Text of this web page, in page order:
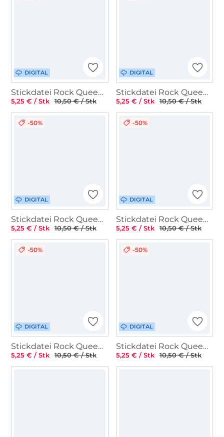
DIGITAL
Stickdatei Rock Queen ITH Blanko Lichtbeutel / Teelicht
5,25 € / Stk 10,50 € / Stk
DIGITAL
Stickdatei Rock Queen Silvester / Neujahrs Geschenkhüllen 2025
5,25 € / Stk 10,50 € / Stk
DIGITAL
-50%
Stickdatei Rock Queen Pilzwiese
5,25 € / Stk 10,50 € / Stk
DIGITAL
-50%
Stickdatei Rock Queen Wiesenblumen 3
5,25 € / Stk 10,50 € / Stk
DIGITAL
-50%
Stickdatei Rock Queen Wiesenblumen 2 bunt
5,25 € / Stk 10,50 € / Stk
DIGITAL
-50%
Stickdatei Rock Queen Dirndl Taschen 3
5,25 € / Stk 10,50 € / Stk